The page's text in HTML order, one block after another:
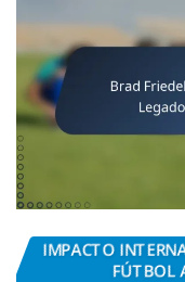
IMPACTO
FÚTBOL